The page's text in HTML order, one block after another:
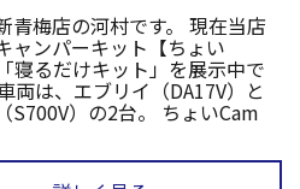
青梅店の河村です。 現在当店
ャンパーキット【ちょい
寝るだけキット」を展示中で
両は、エブリイ（DA17V）と
S700V）の2台。 ちょいCam